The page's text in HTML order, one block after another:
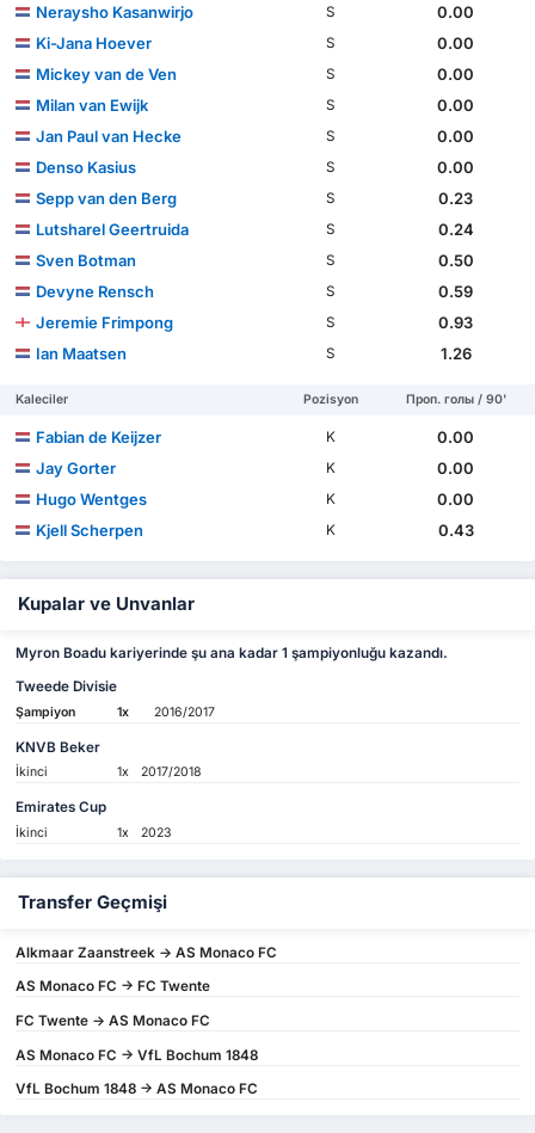
Neraysho Kasanwirjo
S
0.00
Ki-Jana Hoever
S
0.00
Mickey van de Ven
S
0.00
Milan van Ewijk
S
0.00
Jan Paul van Hecke
S
0.00
Denso Kasius
S
0.00
Sepp van den Berg
S
0.23
Lutsharel Geertruida
S
0.24
Sven Botman
S
0.50
Devyne Rensch
S
0.59
Jeremie Frimpong
S
0.93
Ian Maatsen
S 1.26
Kaleciler Pozisyon Проп. голы / 90'
Fabian de Keijzer K
0.00
Jay Gorter
K
0.00
Hugo Wentges
K
0.00
Kjell Scherpen
K 0.43
Kupalar ve Unvanlar
Myron Boadu kariyerinde şu ana kadar 1 şampiyonluğu kazandı.
Tweede Divisie
Şampiyon 1x 2016/2017
KNVB Beker
İkinci 1x 2017/2018
Emirates Cup
İkinci 1x 2023
Transfer Geçmişi
Alkmaar Zaanstreek -> AS Monaco FC
AS Monaco FC -> FC Twente
FC Twente -> AS Monaco FC
AS Monaco FC -> VfL Bochum 1848
VfL Bochum 1848 -> AS Monaco FC